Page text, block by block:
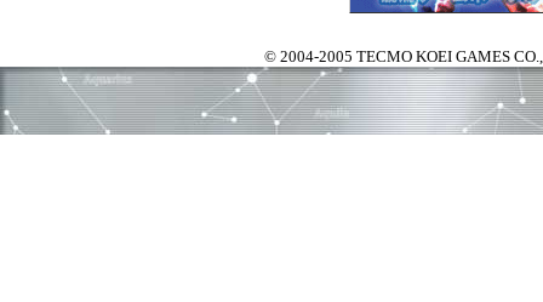
© 2004-2005 TECMO KOEI GAMES